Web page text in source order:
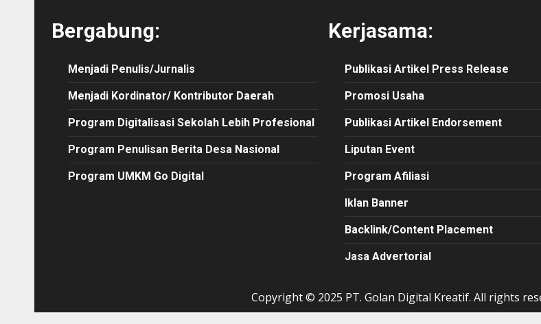
Bergabung:
Menjadi Penulis/Jurnalis
Menjadi Kordinator/ Kontributor Daerah
Program Digitalisasi Sekolah Lebih Profesional
Program Penulisan Berita Desa Nasional
Program UMKM Go Digital
Kerjasama:
Publikasi Artikel Press Release
Promosi Usaha
Publikasi Artikel Endorsement
Liputan Event
Program Afiliasi
Iklan Banner
Backlink/Content Placement
Jasa Advertorial
Copyright © 2025 PT. Golan Digital Kreatif. All rights